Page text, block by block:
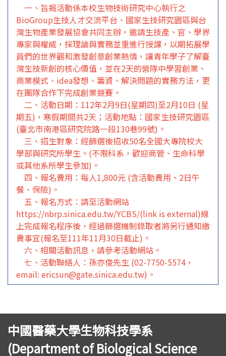
一、旨揭活動係本校生物技術研究中心執行之
BioGroup生技人才交流平台、國家生技研究園區與台
灣生物產業發展協會共同主辦，邀請生技產、官、學界
專家與權威，採理論與實務並重進行授課，以期拓展學
員們的世界觀和激發創意創業熱情，讓青年學子了解臺
灣生技新創的核心價值，並在2天的營隊中學習創業、
商業模式、idea發想、籌資、解決問題的實務方法，更
在團隊合作下完成創業競賽。
二、活動日期：112年2月9日(星期四)至2月10日 (星
期五)，寒假期間共2天；活動地點：國家生技研究園區
(臺北市南港區研究院路一段130巷99號)。
三、招生對象：經篩選後招收50名全國大專院校大
學部與研究所學生。(不限科系，歡迎商管、生命科學
或其他系所學生參加)。
四、報名費用：每人1,800元 (含活動費用、2日午
餐、保險)。
五、報名方式：請至活動網站
https://nbrp.sinica.edu.tw/YCBS/(link is external)線
上完成報名程序後，經過篩選機制錄取者將另行通知繳
費事宜(報名至111年11月30日截止)。
六、相關活動訊息，請參考活動網站。
七、活動聯絡人：孫亦俊先生 (02-7750-5574，
email: ericsun@gate.sinica.edu.tw)。
中國醫藥大學生物科技學系
(Department of Biological Science